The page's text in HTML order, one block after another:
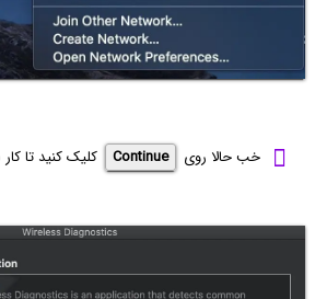
خب حالا روی Continue کلیک کنید تا